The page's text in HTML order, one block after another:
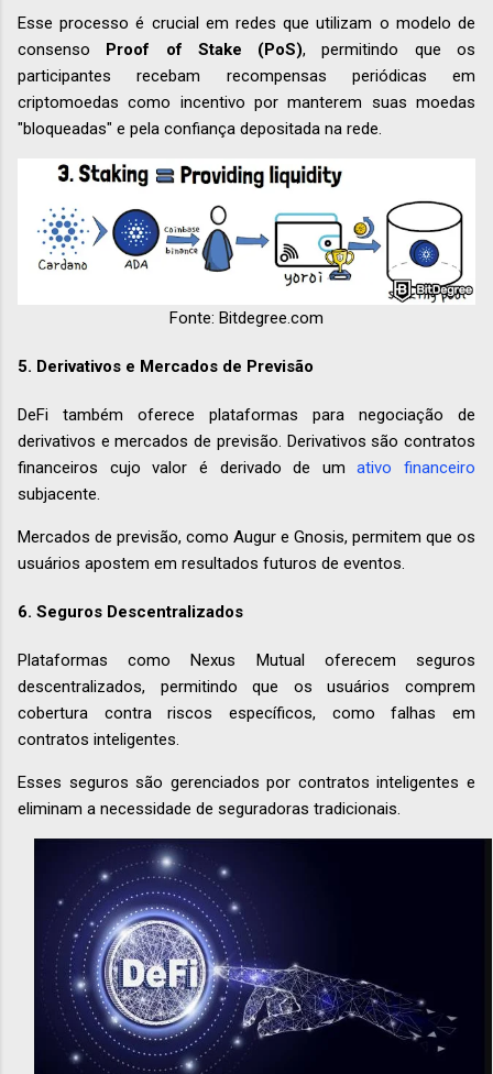
Esse processo é crucial em redes que utilizam o modelo de
consenso Proof of Stake (PoS), permitindo que os
participantes recebam recompensas periódicas em
criptomoedas como incentivo por manterem suas moedas
"bloqueadas" e pela confiança depositada na rede.
Fonte: Bitdegree.com
5. Derivativos e Mercados de Previsão
DeFi também oferece plataformas para negociação de
derivativos e mercados de previsão. Derivativos são contratos
financeiros cujo valor é derivado de umativo financeiro
subjacente.
Mercados de previsão, como Augur e Gnosis, permitem que os
usuários apostem em resultados futuros de eventos.
6. Seguros Descentralizados
Plataformas como Nexus Mutual oferecem seguros
descentralizados, permitindo que os usuários comprem
cobertura contra riscos específicos, como falhas em
contratos inteligentes.
Esses seguros são gerenciados por contratos inteligentes e
eliminam a necessidade de seguradoras tradicionais.